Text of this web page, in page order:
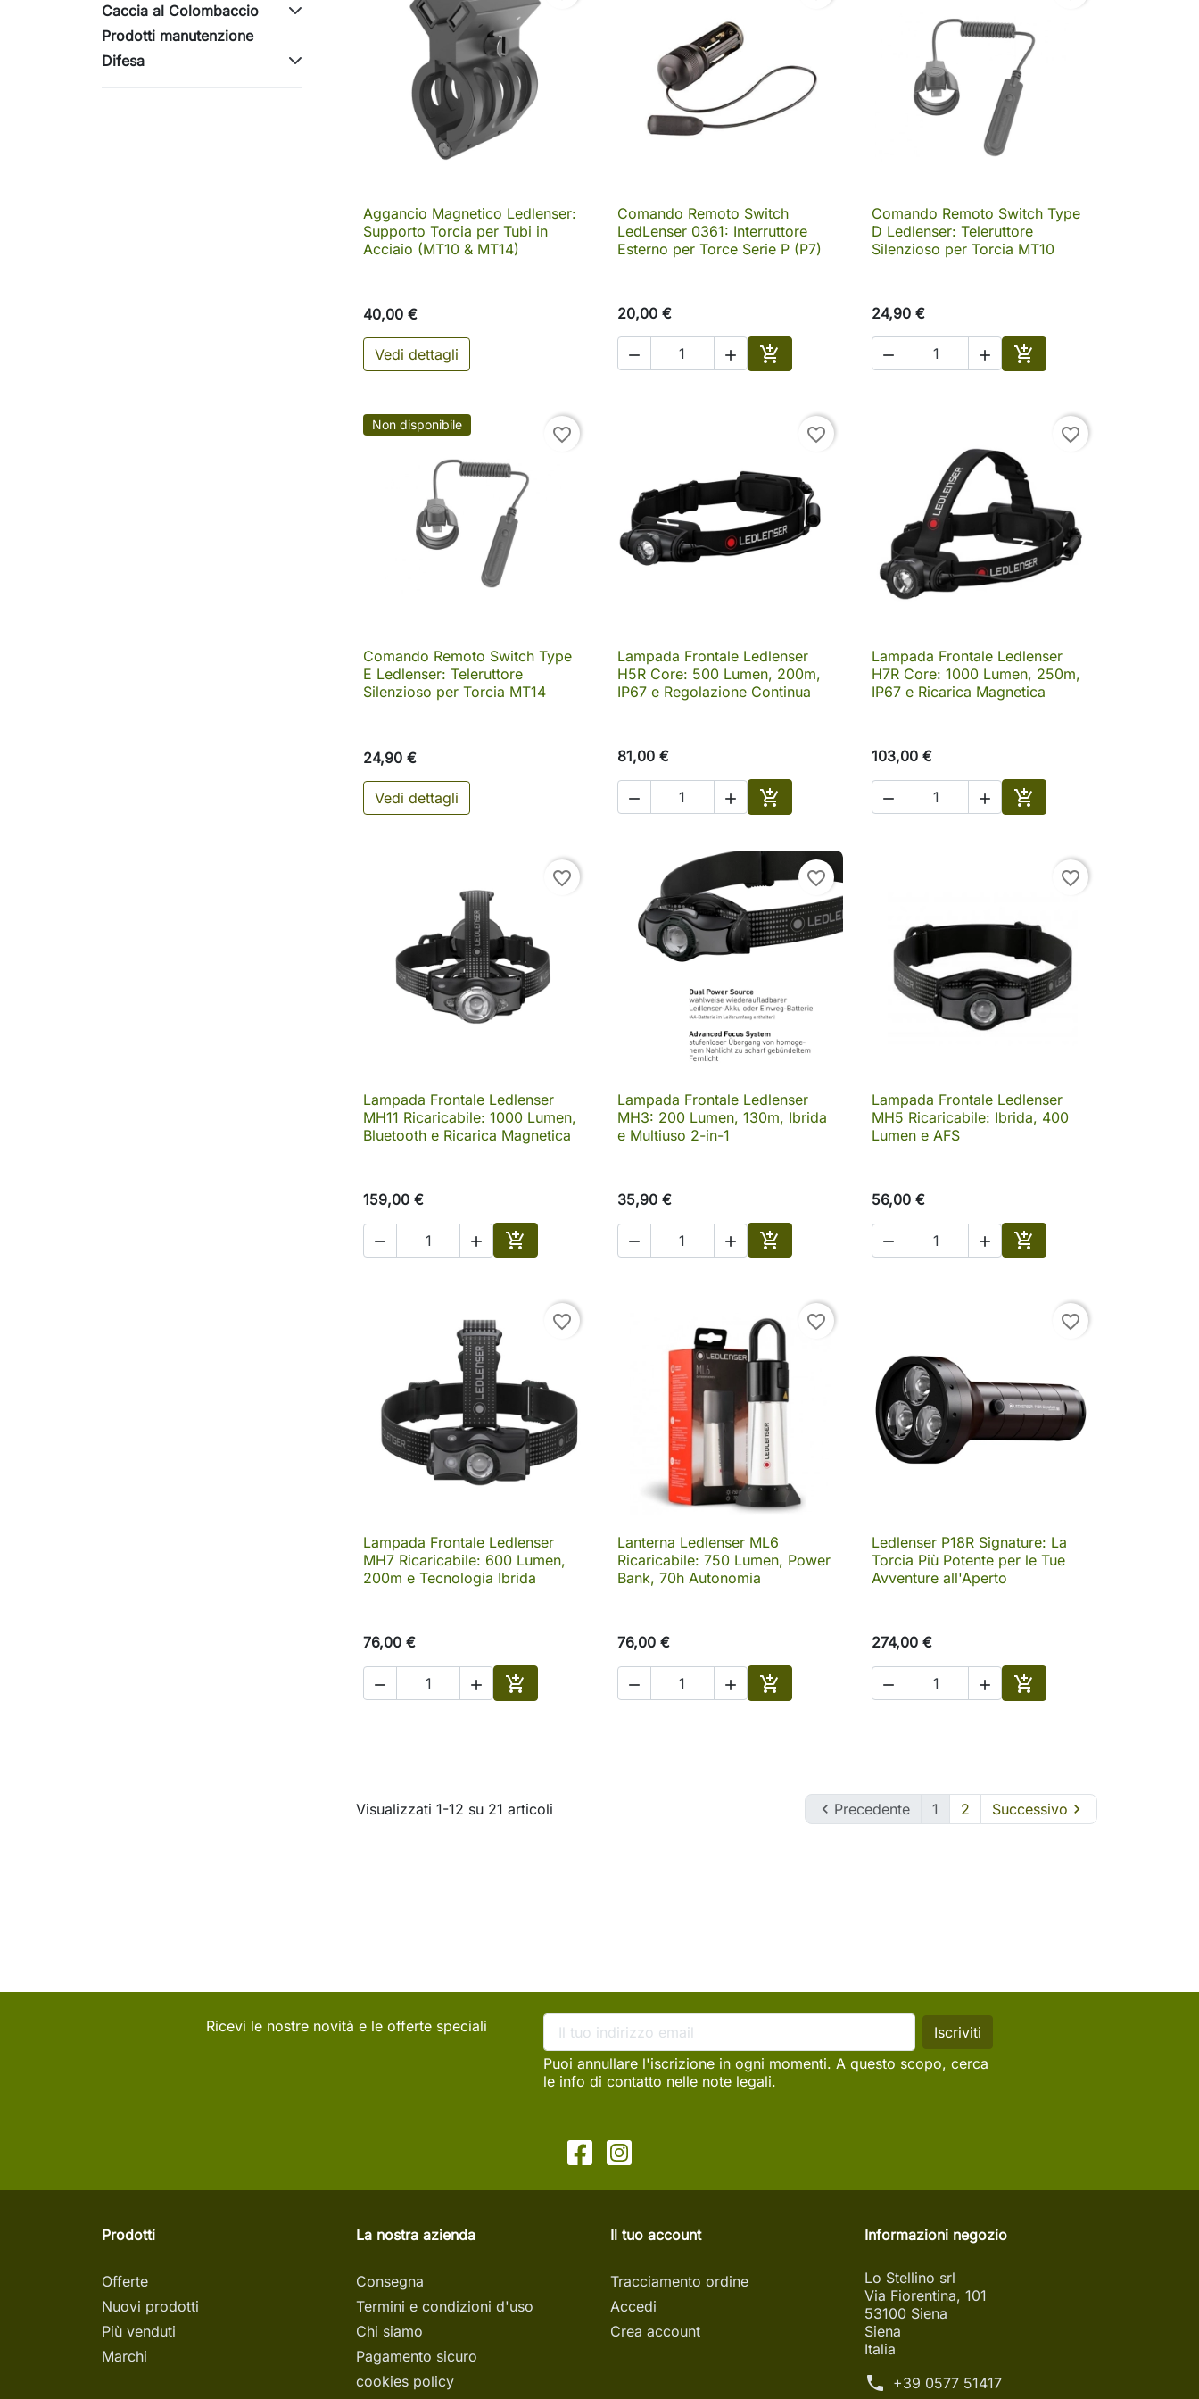
Caccia al Colombaccio
Prodotti manutenzione
Difesa
 Anteprima
Aggancio Magnetico Ledlenser:
Supporto Torcia per Tubi in
Acciaio (MT10 & MT14)
40,00 €
Vedi dettagli
 Anteprima
Comando Remoto Switch
LedLenser 0361: Interruttore
Esterno per Torce Serie P (P7)
20,00 €
  
Aggiungi al carrello
 Anteprima
Comando Remoto Switch Type
D Ledlenser: Teleruttore
Silenzioso per Torcia MT10
24,90 €
  
Aggiungi al carrello
Non disponibile favorite_border
 Anteprima
Comando Remoto Switch Type
E Ledlenser: Teleruttore
Silenzioso per Torcia MT14
24,90 €
Vedi dettagli
favorite_border
 Anteprima
Lampada Frontale Ledlenser
H5R Core: 500 Lumen, 200m,
IP67 e Regolazione Continua
81,00 €
  
Aggiungi al carrello
favorite_border
 Anteprima
Lampada Frontale Ledlenser
H7R Core: 1000 Lumen, 250m,
IP67 e Ricarica Magnetica
103,00 €
  
Aggiungi al carrello
favorite_border
 Anteprima
Lampada Frontale Ledlenser
MH11 Ricaricabile: 1000 Lumen,
Bluetooth e Ricarica Magnetica
159,00 €
  
Aggiungi al carrello
favorite_border
 Anteprima
Lampada Frontale Ledlenser
MH3: 200 Lumen, 130m, Ibrida
e Multiuso 2-in-1
35,90 €
  
Aggiungi al carrello
favorite_border
 Anteprima
Lampada Frontale Ledlenser
MH5 Ricaricabile: Ibrida, 400
Lumen e AFS
56,00 €
  
Aggiungi al carrello
favorite_border
 Anteprima
Lampada Frontale Ledlenser
MH7 Ricaricabile: 600 Lumen,
200m e Tecnologia Ibrida
76,00 €
  
Aggiungi al carrello
favorite_border
 Anteprima
Lanterna Ledlenser ML6
Ricaricabile: 750 Lumen, Power
Bank, 70h Autonomia
76,00 €
  
Aggiungi al carrello
favorite_border
 Anteprima
Ledlenser P18R Signature: La
Torcia Più Potente per le Tue
Avventure all'Aperto
274,00 €
  
Aggiungi al carrello
Visualizzati 1-12 su 21 articoli  Precedente 1 2 Successivo 
Ricevi le nostre novità e le offerte speciali
Puoi annullare l'iscrizione in ogni momenti. A questo scopo, cerca
le info di contatto nelle note legali.
Prodotti
Offerte
Nuovi prodotti
Più venduti
Marchi
La nostra azienda
Consegna
Termini e condizioni d'uso
Chi siamo
Pagamento sicuro
cookies policy
Il tuo account
Tracciamento ordine
Accedi
Crea account
Informazioni negozio
Lo Stellino srl
Via Fiorentina, 101
53100 Siena
Siena
Italia
phone +39 0577 51417